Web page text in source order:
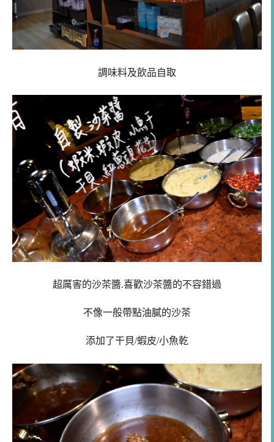
調味料及飲品自取
超厲害的沙茶醬.喜歡沙茶醬的不容錯過
不像一般帶點油膩的沙茶
添加了干貝/蝦皮/小魚乾